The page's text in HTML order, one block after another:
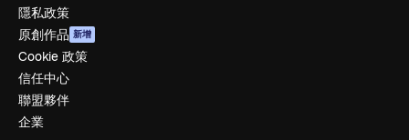
隱私政策
原創作品 新增
Cookie 政策
信任中心
聯盟夥伴
企業